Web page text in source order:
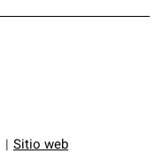
Sitio web